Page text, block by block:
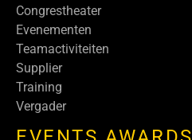
Congrestheater
Evenementen
Teamactiviteiten
Supplier
Training
Vergader